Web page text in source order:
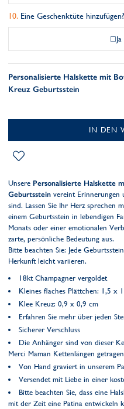
Eine Geschenktüte hinzufügen?
Ja
Personalisierte Halskette mit
Kreuz Geburtsstein
IN DEN
Unsere Personalisierte Halskette
Geburtsstein vereint Erinnerungen
sind. Lassen Sie Ihr Herz sprechen
einem Geburtsstein in lebendigen
Monats oder einer emotionalen
zarte, persönliche Bedeutung aus.
Bitte beachten Sie: Jede
Herkunft leicht variieren.
18kt Champagner vergoldet
Kleines flaches Plättchen: 1,5 x
Klee Kreuz: 0,9 x 0,9 cm
Erfahren Sie mehr über jeden
Sicherer Verschluss
Die Anhänger sind von dieser
Merci Maman Kettenlängen
Von Hand graviert in unserem
Versendet mit Liebe in einer
Bitte beachten Sie, dass eine
mit der Zeit eine Patina entwickeln